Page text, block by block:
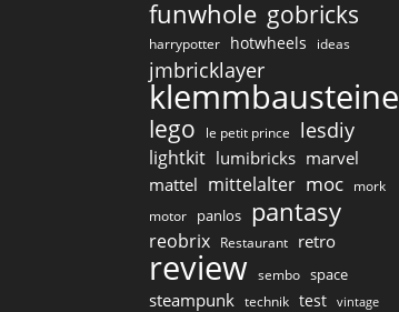
funwhole gobricks
harrypotter hotwheels ideas
jmbricklayer
klemmbausteine
lego le petit prince lesdiy
lightkit lumibricks marvel
mattel mittelalter moc mork
motor panlos pantasy
reobrix Restaurant retro
review sembo space
steampunk technik test vintage